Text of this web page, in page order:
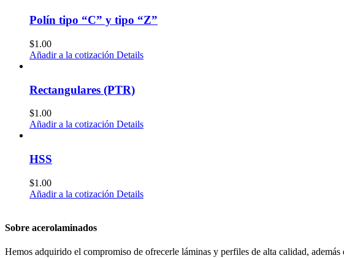
Polín tipo “C” y tipo “Z”
$1.00
Añadir a la cotización Details
Rectangulares (PTR)
$1.00
Añadir a la cotización Details
HSS
$1.00
Añadir a la cotización Details
Sobre acerolaminados
Hemos adquirido el compromiso de ofrecerle láminas y perfiles de alta calidad,